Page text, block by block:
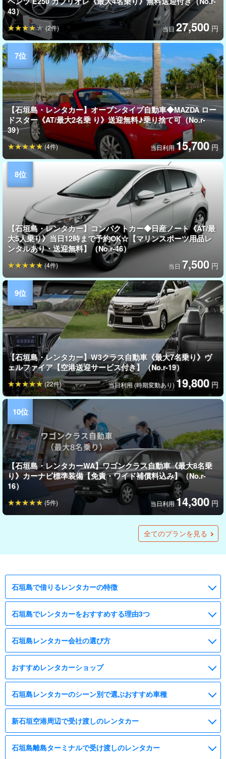
43）
当日 27,500 円
(2件)
【石垣島・レンタカー】オープンタイプ自動車◆MAZDA ロー
ドスター《AT/最大2名乗 り》送迎無料♪乗り捨て可（No.r-
39）
当日利用15,700 円
(4件)
【石垣島・レンタカー】コンパクトカー◆日産ノート《AT/最
大5人乗り》当日12時まで予約OK☆【マリンスポーツ用品レ
ンタルあり・送迎無料】（No.r-46）
当日 7,500 円
(4件)
【石垣島・レンタカー】W3クラス自動車《最大7名乗り》ヴ
ェルファイア【空港送迎サービス付き】（No.r-19）
当日利用 (時期変動あり) 19,800 円
(22件)
【石垣島・レンタカーWA】ワゴンクラス自動車《最大8名乗
り》カーナビ標準装備【免責・ワイド補償料込み】（No.r-
16）
当日利用14,300 円
(5件)
【石垣島・レンタカー】オープンタイプ自動車◆ミニクーパ
ーコンバーチブル《最大4名乗り》無料送迎付き（No.r-22）
22,000 円
【石垣島・レンタカー】コンパクトカー◆日産キューブ《AT/
最大5人乗り》当日12時まで予約OK☆【マリンスポーツ用品
当日7,000 円
(4件)
【石垣島・レンタカー】離島ターミナルまでお迎え！軽自動
車◆ダイハツタント《最大4名乗り》（No.r-49）
6,000 円
【石垣島・レンタカーWA】ワゴンクラス自動車《最大8名乗
り》カーナビ標準装備【免責・ワイド補償料込み・ガソリン
当日利用20,050 円
(4件)
【石垣島・レンタカー】オープンタイプ自動車◆フォルクス
ワーゲンビートル《最大4名乗り》無料送迎付き（No.r-21）
22,000 円
【石垣島・レンタカー】保険完備で万が一の時も安心！軽自
動車Aクラス《最大4名乗り》（No.r-18）
15,000 円
【石垣島・レンタカー】オープンタイプ自動車◆ミニクーパ
ーコンバーチブル《最大4名乗り》無料送迎付き（No.r-24）
22,000 円
【石垣島・レンタカー】オープンタイプ自動車◆ホワイト
BMWカブリオレ《最大4名乗り》無料送迎付き（No.r-23）
25,300 円
【石垣島・レンタカー】オープンタイプ自動車◆BMW 335iカ
ブリオレ《AT/最大4名乗 り》送迎無料♪乗り捨て可（No.r-
当日利用30,200円→ 9,000 円
【石垣島・レンタカー】オープンタイプ自動車◆Mercedes-
Benz SLK《AT/最大2名乗り》送迎無料♪乗り捨て可（No.r-
当日利用26,400円→ 8,000 円
受付停止【石垣島・レンタカー】オープンタイプ自動車
◆PEUGEOT 308CC Red《AT/最大4名乗り》送迎無料♪乗り捨
当日利用20,600円→ 7,500 円
受付停止【石垣島・レンタカー】コンパクトカー自動車
◆PEUGEOT 207CC《AT/最大4名乗り》送迎無料♪乗り捨て可
当日利用19,600円→ 6,000 円
【石垣島・レンタカー】オープンタイプ自動車◆レッドBMW
カブリオレ《最大4名乗り》無料送迎付き（No.r-20）
25,300 円
【石垣島・レンタカー】オープンタイプ自動車◆LEXUS
SC430《AT/最大4名乗り》送迎無料♪乗り捨て可（No.r-34）
8,000
受付停止：【石垣島・レンタカー】オープンタイプ自動車
◆PEUGEOT 308CC Blue《AT/最大4名乗り》送迎無料♪乗り
当日利用20,600円→ 7,500 円
【石垣島・レンタカー】離島ターミナルまでお迎え！ワゴン
クラス自動車◆トヨタベルファイア《最大8名乗り》カーナビ
24時間14,000 円
(1件)
【石垣島・レンタカー】離島ターミナルまでお迎え！ワゴン
クラス自動車◆日産ラフェスタ《最大7名乗り》カーナビ標準
24時間10,000 円
(5件)
【石垣島・レンタカー】オープンタイプ自動車◆メルセデス
ベンツ E250 カブリオレ ホワイト《最大4名乗り》無料送迎付
当日27,500 円
【石垣島・レンタカー】オープンタイプ自動車◆フォルクス
ワーゲン ゴルフ カブリオレ《最大4名乗り》無料送迎付き
当日利用22,000 円
全てのプランを見る
石垣島で借りるレンタカーの特徴
石垣島でレンタカーをおすすめする理由3つ
石垣島レンタカー会社の選び方
おすすめレンタカーショップ
石垣島レンタカーのシーン別で選ぶおすすめ車種
新石垣空港周辺で受け渡しのレンタカー
石垣島離島ターミナルで受け渡しのレンタカー